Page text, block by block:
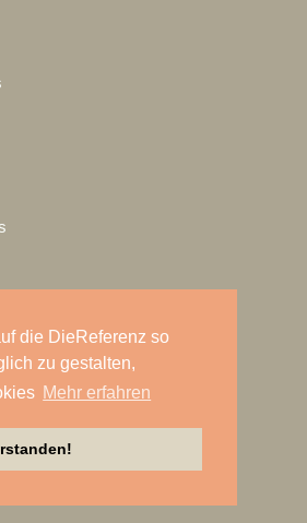
die DieReferenz so
zu gestalten,
Mehr erfahren